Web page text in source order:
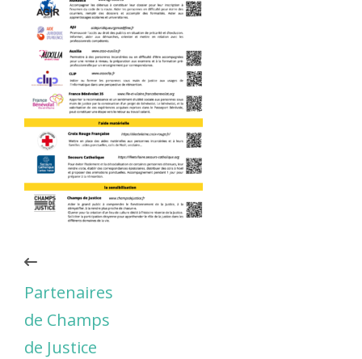
Partenaires
de Champs
de Justice